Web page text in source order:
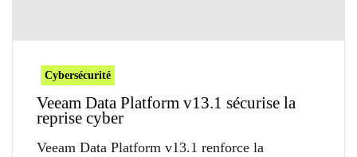
Cybersécurité
Veeam Data Platform v13.1 sécurise la
reprise cyber
Veeam Data Platform v13.1 renforce la